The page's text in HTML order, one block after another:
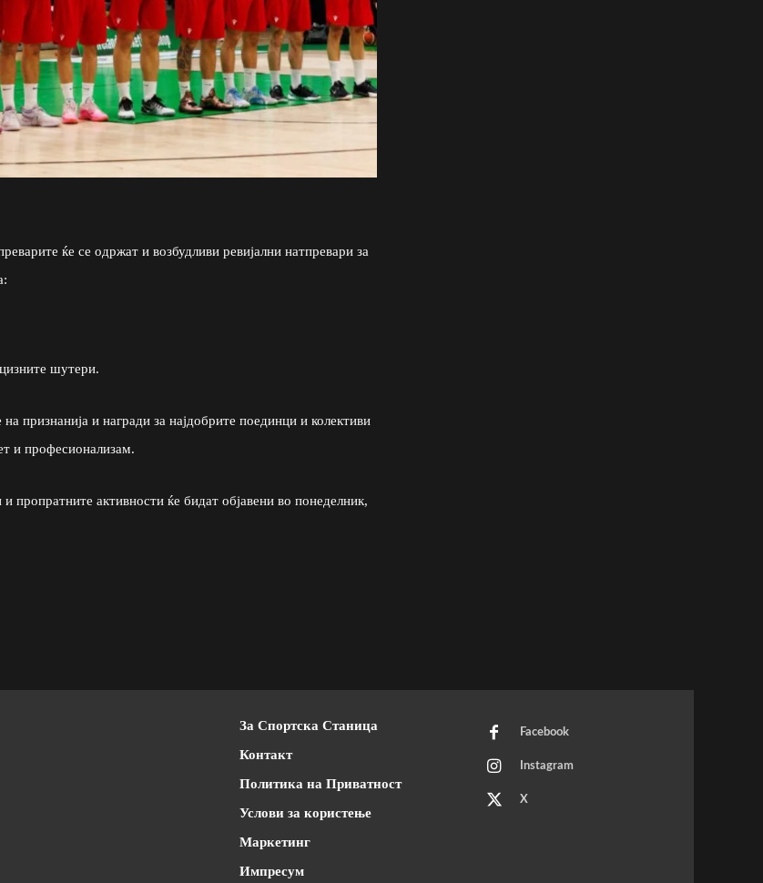
ќе се одржат и возбудливи ревијални натпревари за
шутери.
признанија и награди за најдобрите поединци и колективи
и професионализам.
активности ќе бидат објавени во понеделник,
За Спортска Станица
Контакт
Политика на Приватност
Услови за користење
Маркетинг
Импресум
Facebook
Instagram
X